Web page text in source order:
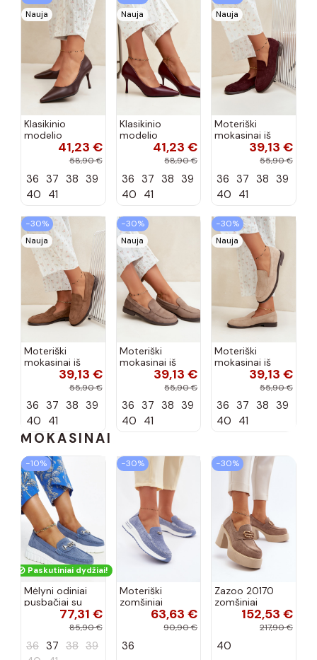
Nauja
Klasikinio
modelio
aukštakulniai
šokolado
spalvos Nesha
41,23 €
58,90 €
36 37 38 39
40 41
Nauja
Klasikinio
modelio
aukštakulniai
bordo spalvos
Nesha
41,23 €
58,90 €
36 37 38 39
40 41
Nauja
Moteriški
mokasinai iš
dirbtinės
zomšos, bordo
39,13 €
55,90 €
36 37 38 39
40 41
−30%
Nauja
Moteriški
mokasinai iš
dirbtinės
zomšos, rudos
39,13 €
55,90 €
36 37 38 39
40 41
−30%
Nauja
Moteriški
mokasinai iš
dirbtinės
zomšos, molio
39,13 €
55,90 €
36 37 38 39
40 41
−30%
Nauja
Moteriški
mokasinai iš
dirbtinės
zomšos, smėlio
39,13 €
55,90 €
36 37 38 39
40 41
MOKASINAI
−10%
Paskutiniai dydžiai!
Mėlyni odiniai
pusbačiai su
dekoratyvine
sagtimi Taija
77,31 €
85,90 €
36 37 38 39
−30%
Moteriški
zomšiniai
mokasinai
Demela mėlynos
63,63 €
90,90 €
36
−30%
Zazoo 20170
zomšiniai
bateliai su
kulniukais smėlio
152,53 €
217,90 €
40